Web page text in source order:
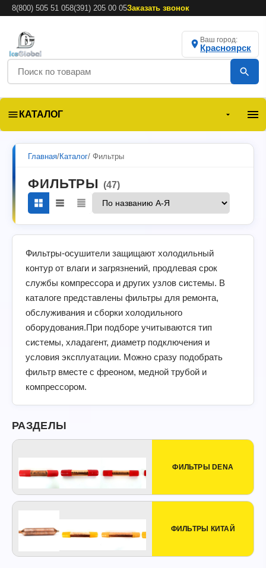
8(800) 505 51 058(391) 205 00 05Заказать звонок
Ваш город:
Красноярск
КАТАЛОГ
Главная/Каталог/ Фильтры
ФИЛЬТРЫ(47)
Фильтры-осушители защищают холодильный
контур от влаги и загрязнений, продлевая срок
службы компрессора и других узлов системы. В
каталоге представлены фильтры для ремонта,
обслуживания и сборки холодильного
оборудования.При подборе учитываются тип
системы, хладагент, диаметр подключения и
условия эксплуатации. Можно сразу подобрать
фильтр вместе с фреоном, медной трубой и
компрессором.
РАЗДЕЛЫ
ФИЛЬТРЫ DENA
ФИЛЬТРЫ КИТАЙ